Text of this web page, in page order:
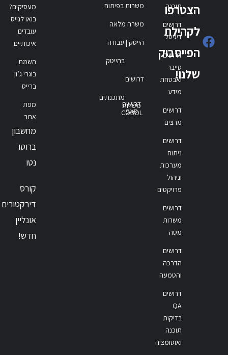
הצטרפו
לקהילת
הפייסבוק
שלנו!
תוכנה
דרושים
דיגיטל
דרושים
סייבר
ואבטחת
מידע
דרושים
מרצים
דרושים
ניתוח
מערכות
וניהול
פרויקטים
דרושים
משרות
מטה
דרושים
הדרכה
והטמעה
דרושים
QA
בדיקות
תוכנה
ואוטומציה
משרות בפיתוח
משרה מלאה
הייטק | עבודה
בהייטק
דרושים
מתכנתים
דרושים
סאפ
משרות
COBOL
מעסיקים?
בואו לגייס
עובדים
איכותיים
השמת
בוגרי ג’ון
ברייס
מפת
אתר
מחשבון
ברוטו
נטו
קורס
דירקטורים
אונליין
חדש!